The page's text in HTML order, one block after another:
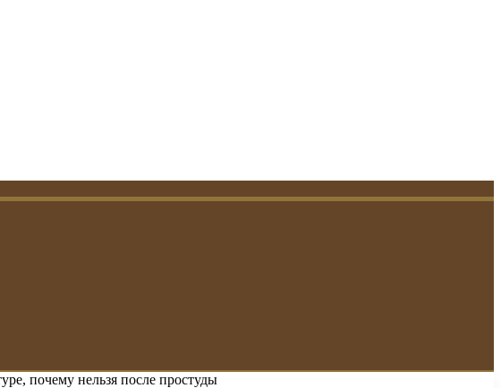
почему нельзя после простуды